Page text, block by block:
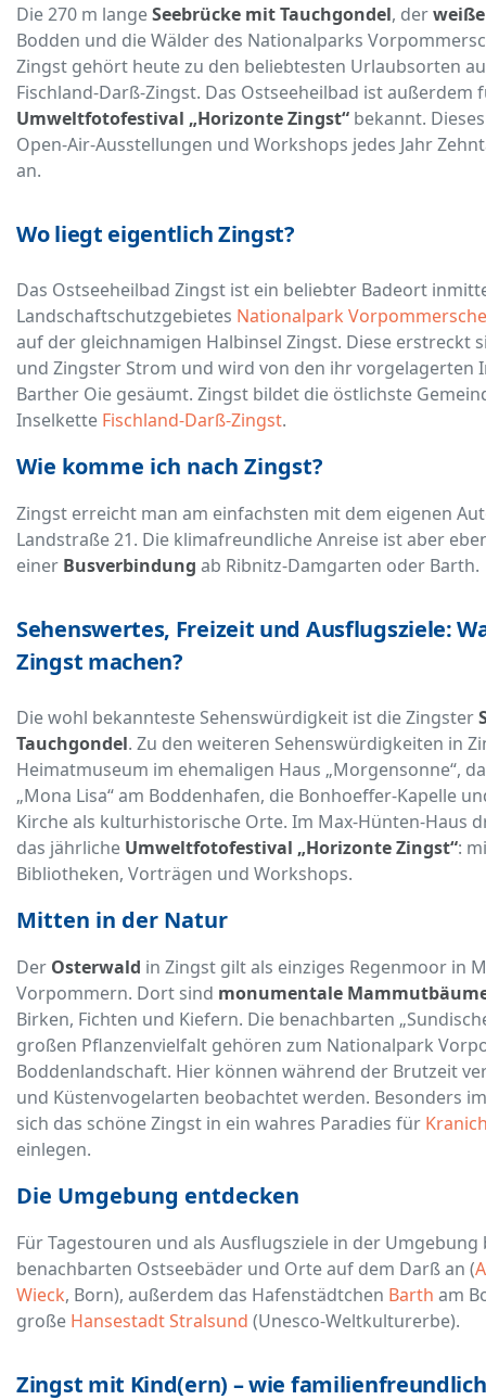
Die 270 m langeSeebrücke mit Tauchgondel, der
Bodden und die Wälder des Nationalparks
Zingst gehört heute zu den beliebtesten Urlaubsorten
Fischland-Darß-Zingst. Das Ostseeheilbad ist außerdem
Umweltfotofestival „Horizonte Zingst“ bekannt.
Open-Air-Ausstellungen und Workshops jedes Jahr
an.
Wo liegt eigentlich Zingst?
Das Ostseeheilbad Zingst ist ein beliebter Badeort
Landschaftschutzgebietes Nationalpark
auf der gleichnamigen Halbinsel Zingst. Diese erstreckt
und Zingster Strom und wird von den ihr vorgelagerten
Barther Oie gesäumt. Zingst bildet die östlichste
Inselkette Fischland-Darß-Zingst.
Wie komme ich nach Zingst?
Zingst erreicht man am einfachsten mit dem eigenen
Landstraße 21. Die klimafreundliche Anreise ist aber
einer Busverbindung ab Ribnitz-Damgarten oder Barth.
Sehenswertes, Freizeit und Ausflugsziele:
Zingst machen?
Die wohl bekannteste Sehenswürdigkeit ist die Zingster
Tauchgondel. Zu den weiteren Sehenswürdigkeiten in
Heimatmuseum im ehemaligen Haus „Morgensonne“,
„Mona Lisa“ am Boddenhafen, die Bonhoeffer-Kapelle
Kirche als kulturhistorische Orte. Im Max-Hünten-Haus
das jährliche Umweltfotofestival „Horizonte Zingst“:
Bibliotheken, Vorträgen und Workshops.
Mitten in der Natur
Der Osterwald in Zingst gilt als einziges Regenmoor in
Vorpommern. Dort sind monumentale
Birken, Fichten und Kiefern. Die benachbarten
großen Pflanzenvielfalt gehören zum Nationalpark
Boddenlandschaft. Hier können während der Brutzeit
und Küstenvogelarten beobachtet werden. Besonders
sich das schöne Zingst in ein wahres Paradies für
einlegen.
Die Umgebung entdecken
Für Tagestouren und als Ausflugsziele in der Umgebung
benachbarten Ostseebäder und Orte auf dem Darß an (
Wieck, Born), außerdem das Hafenstädtchen Barth am
große Hansestadt Stralsund (Unesco-Weltkulturerbe).
Zingst mit Kind(ern) – wie